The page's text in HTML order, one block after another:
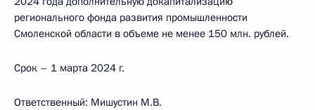
регионального фонда развития промышленности
Смоленской области в объеме не менее 150 млн. рублей.
Срок – 1 марта 2024 г.
Ответственный: Мишустин М.В.